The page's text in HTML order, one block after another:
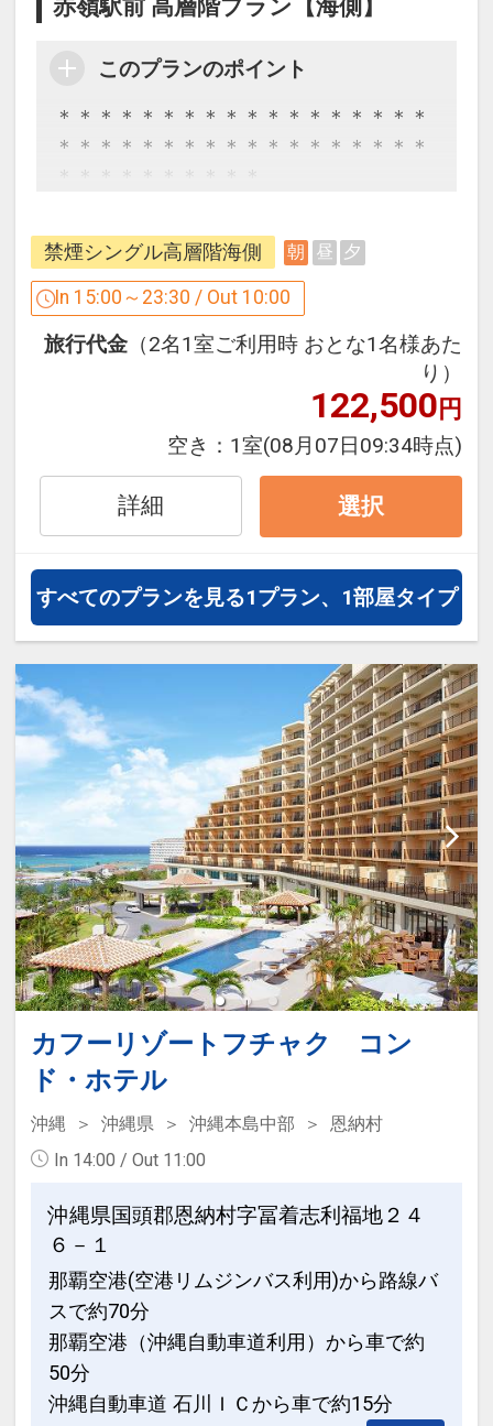
赤嶺駅前 高層階プラン【海側】
このプランのポイント
＊＊＊＊＊＊＊＊＊＊＊＊＊＊＊＊＊＊
＊＊＊＊＊＊＊＊＊＊＊＊＊＊＊＊＊＊
＊＊＊＊＊＊＊＊＊＊
2025年4月8日(火)設備保守点検に伴い全
館クローズいたします。
ウトより閉館
2025年4月9日(水) 午後3:00チェックイン
お客様にはご不便ご迷惑をおかけいたし
ますが、何卒ご理解賜りますようお願い
申し上げます
＊＊＊＊＊＊＊＊＊＊＊＊＊＊＊＊＊＊
＊＊＊＊＊＊＊＊＊＊
【抜群のアクセス】
空港から一駅目のゆいレール赤嶺駅に隣
接
～ホテルグランビュー沖縄のご案内～
沖縄最南端の駅ゆいレール【赤嶺駅】に
隣接し、那覇空港から車で約5分。
市内中心地、県庁・国際通りまでゆいレ
ールで約10分の絶好のロケーション。
また、豊崎タウン、ホテルグランビュー
ガーデン沖縄までの送迎、迎え有り！
※送迎車のご利用は事前予約制となって
おりますので、ご希望のお客様は両ホテ
い。
（ご予約はご利用の30分前までにお願い
いたします。）
※各便とも定員９名になり次第お断りす
ることもございますので予めご了承下さ
い。
※午前発の便は「那覇空港経由 赤嶺駅前
禁煙シングル高層階海側 朝 昼 夕
In 15:00～23:30 / Out 10:00
旅行代金 （2名1室ご利用時 おとな1名様あた
り）
122,500円
空き： 1室(08月07日09:34時点)
詳細 選択
すべてのプランを見る1プラン、1部屋タイプ
カフーリゾートフチャク コン
ド・ホテル
沖縄 沖縄県 沖縄本島中部
恩納村
In 14:00 / Out 11:00
沖縄県国頭郡恩納村字冨着志利福地２４
６－１
那覇空港(空港リムジンバス利用)から路線バ
スで約70分
那覇空港（沖縄自動車道利用）から車で約
50分
沖縄自動車道 石川ＩＣから車で約15分